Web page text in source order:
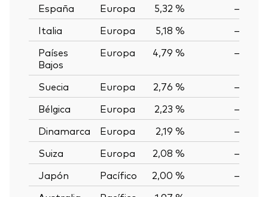
España Europa 5,32 %
—
Italia
Europa 5,18 %
—
Países
Bajos
Europa 4,79 % —
Suecia Europa 2,76 %
—
Bélgica
Europa 2,23 %
—
Dinamarca
Europa 2,19 %
—
Suiza
Europa 2,08 %
—
Japón
Pacífico 2,00 %
—